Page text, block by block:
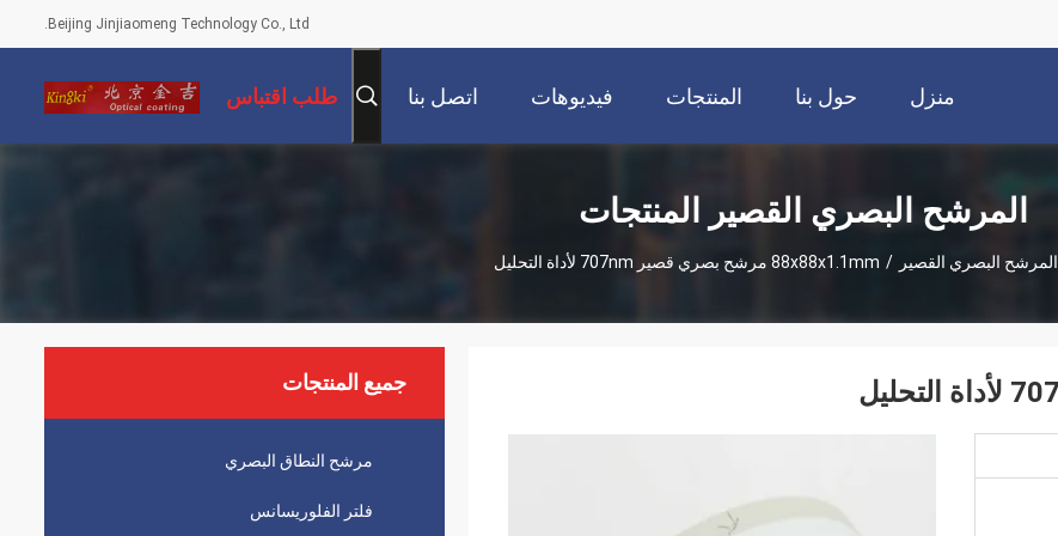
Beijing Jinjiaomeng Technology Co., Ltd.
منزل حول بنا المنتجات فيديوهات اتصل بنا طلب اقتباس
المرشح البصري القصير المنتجات
المرشح البصري القصير / 88x88x1.1mm مرشح بصري قصير 707nm لأداة التحليل
جميع المنتجات
مرشح النطاق البصري
فلتر الفلوريسانس